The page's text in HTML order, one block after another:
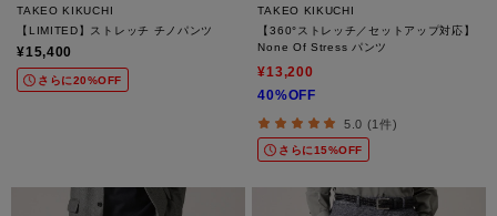
TAKEO KIKUCHI
【LIMITED】ストレッチ チノパンツ
¥15,400
さらに20%OFF
TAKEO KIKUCHI
【360°ストレッチ／セットアップ対応】
None Of Stress パンツ
¥13,200
40%OFF
5.0 (1件)
さらに15%OFF